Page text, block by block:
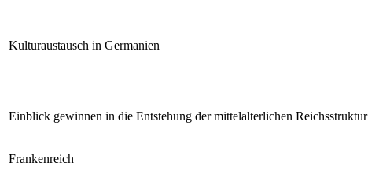
Kulturaustausch in Germanien
Einblick gewinnen in die Entstehung der mittelalterlichen Reichsstruktur
Frankenreich